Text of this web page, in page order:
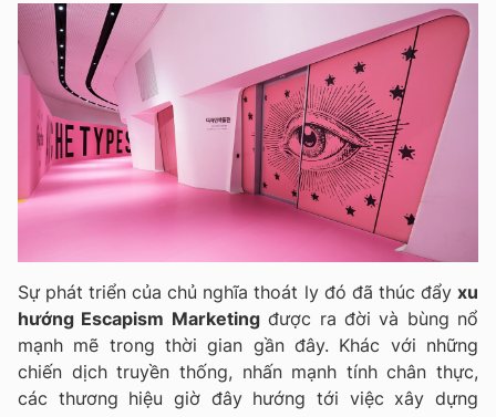
Sự phát triển của chủ nghĩa thoát ly đó đã thúc đẩy xu
hướng Escapism Marketingđược ra đời và bùng nổ
mạnh mẽ trong thời gian gần đây. Khác với những
chiến dịch truyền thống, nhấn mạnh tính chân thực,
các thương hiệu giờ đây hướng tới việc xây dựng